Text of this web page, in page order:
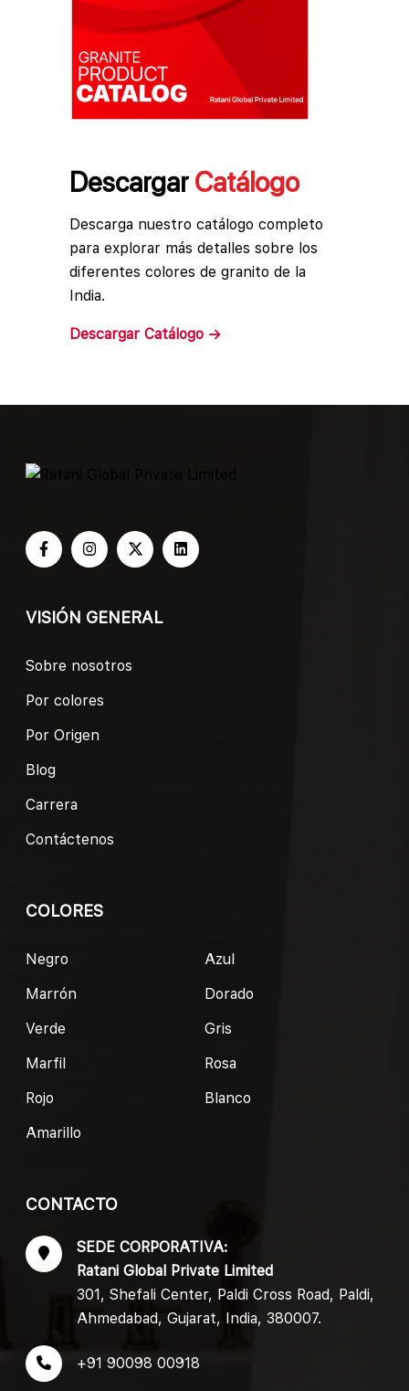
DescargarCatálogo
Descarga nuestro catálogo completo
para explorar más detalles sobre los
diferentes colores de granito de la
India.
Descargar Catálogo
VISIÓN GENERAL
Sobre nosotros
Por colores
Por Origen
Blog
Carrera
Contáctenos
COLORES
Negro
Azul
Marrón
Dorado
Verde
Gris
Marfil
Rosa
Rojo
Blanco
Amarillo
CONTACTO
SEDE CORPORATIVA:
Ratani Global Private Limited
301, Shefali Center, Paldi Cross Road, Paldi,
Ahmedabad, Gujarat, India, 380007.
+91 90098 00918